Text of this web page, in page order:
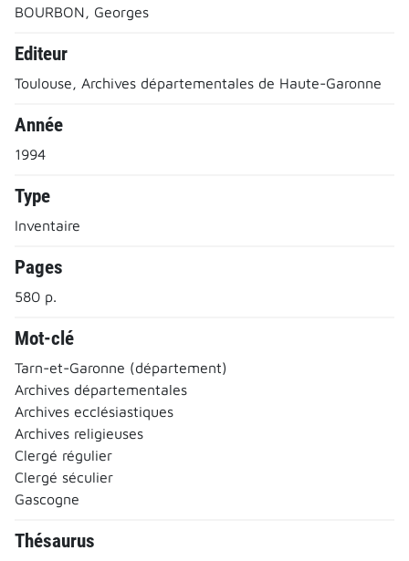
BOURBON, Georges
Editeur
Toulouse, Archives départementales de Haute-Garonne
Année
1994
Type
Inventaire
Pages
580 p.
Mot-clé
Tarn-et-Garonne (département)
Archives départementales
Archives ecclésiastiques
Archives religieuses
Clergé régulier
Clergé séculier
Gascogne
Thésaurus